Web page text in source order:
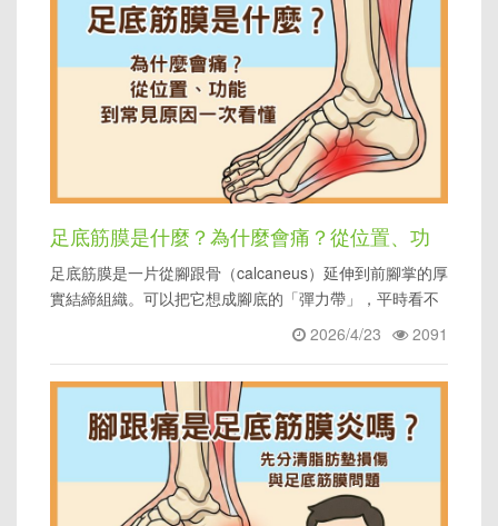
足底筋膜是什麼？為什麼會痛？從位置、功
能到常見原因一次看懂
足底筋膜是一片從腳跟骨（calcaneus）延伸到前腳掌的厚
實結締組織。可以把它想成腳底的「彈力帶」，平時看不
2091
2026/4/23